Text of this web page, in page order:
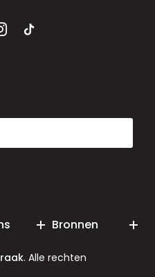
Bronnen
. Alle rechten